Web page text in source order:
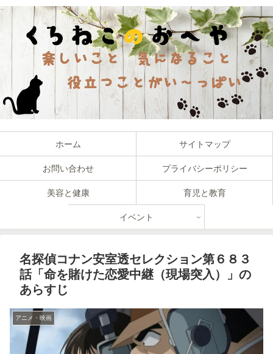
ホーム サイトマップ
お問い合わせ プライバシーポリシー
美容と健康 育児と教育
イベント
名探偵コナン安室透セレクション第６８３
話「命を賭けた恋愛中継（現場突入）」の
あらすじ
アニメ・映画